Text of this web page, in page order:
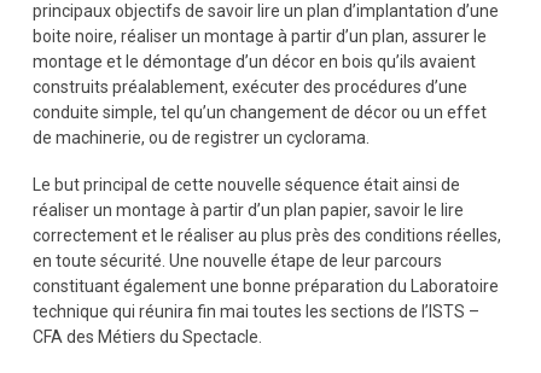
principaux objectifs de savoir lire un plan d’implantation d’une
boite noire, réaliser un montage à partir d’un plan, assurer le
montage et le démontage d’un décor en bois qu’ils avaient
construits préalablement, exécuter des procédures d’une
conduite simple, tel qu’un changement de décor ou un effet
de machinerie, ou de registrer un cyclorama.
Le but principal de cette nouvelle séquence était ainsi de
réaliser un montage à partir d’un plan papier, savoir le lire
correctement et le réaliser au plus près des conditions réelles,
en toute sécurité. Une nouvelle étape de leur parcours
constituant également une bonne préparation du Laboratoire
technique qui réunira fin mai toutes les sections de l’ISTS –
CFA des Métiers du Spectacle.